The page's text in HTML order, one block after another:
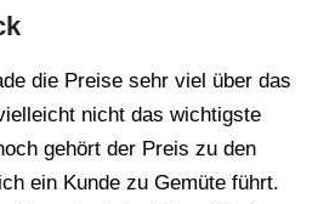
die Preise sehr viel über das
nicht das wichtigste
gehört der Preis zu den
ein Kunde zu Gemüte führt.